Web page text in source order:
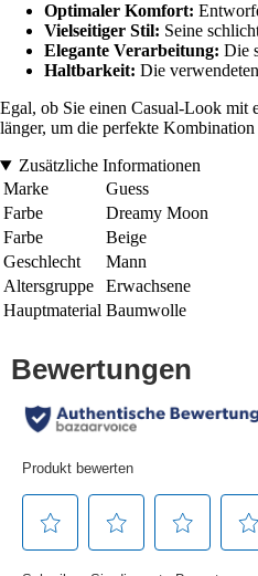
Optimaler Komfort:
Vielseitiger Stil: Seine
Elegante Verarbeitung: Die
Haltbarkeit: Die
Egal, ob Sie einen Casual-Look mit
länger, um die perfekte
Zusätzliche Informationen
Marke
Guess
Farbe
Dreamy Moon
Farbe
Beige
Geschlecht
Mann
Altersgruppe
Erwachsene
Hauptmaterial Baumwolle